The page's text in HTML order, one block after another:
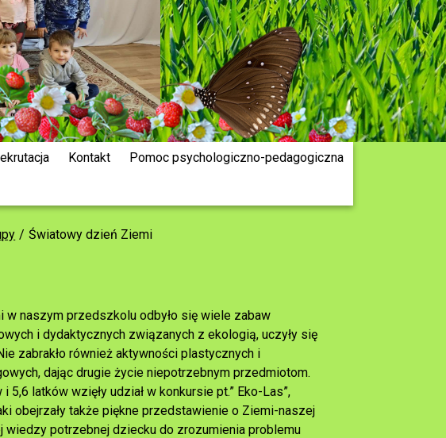
Kontakt Pomoc psychologiczno-pedagogiczna
Światowy dzień Ziemi
naszym przedszkolu odbyło się wiele zabaw
i dydaktycznych związanych z ekologią, uczyły się
zabrakło również aktywności plastycznych i
dając drugie życie niepotrzebnym przedmiotom.
latków wzięły udział w konkursie pt.” Eko-Las”,
obejrzały także piękne przedstawienie o Ziemi-naszej
wiedzy potrzebnej dziecku do zrozumienia problemu